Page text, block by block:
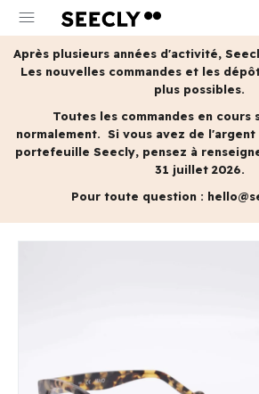
menu
Après plusieurs années d'activité,
Les nouvelles commandes et les
plus possibles.
Toutes les commandes en cours
normalement. Si vous avez de
portefeuille Seecly, pensez à
31 juillet 2026.
Pour toute question :